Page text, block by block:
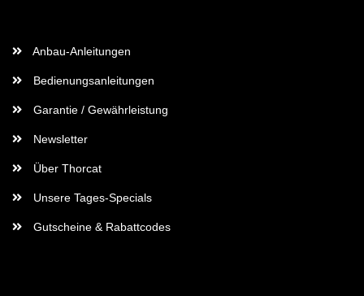
Anbau-Anleitungen
Bedienungsanleitungen
Garantie / Gewährleistung
Newsletter
Über Thorcat
Unsere Tages-Specials
Gutscheine & Rabattcodes